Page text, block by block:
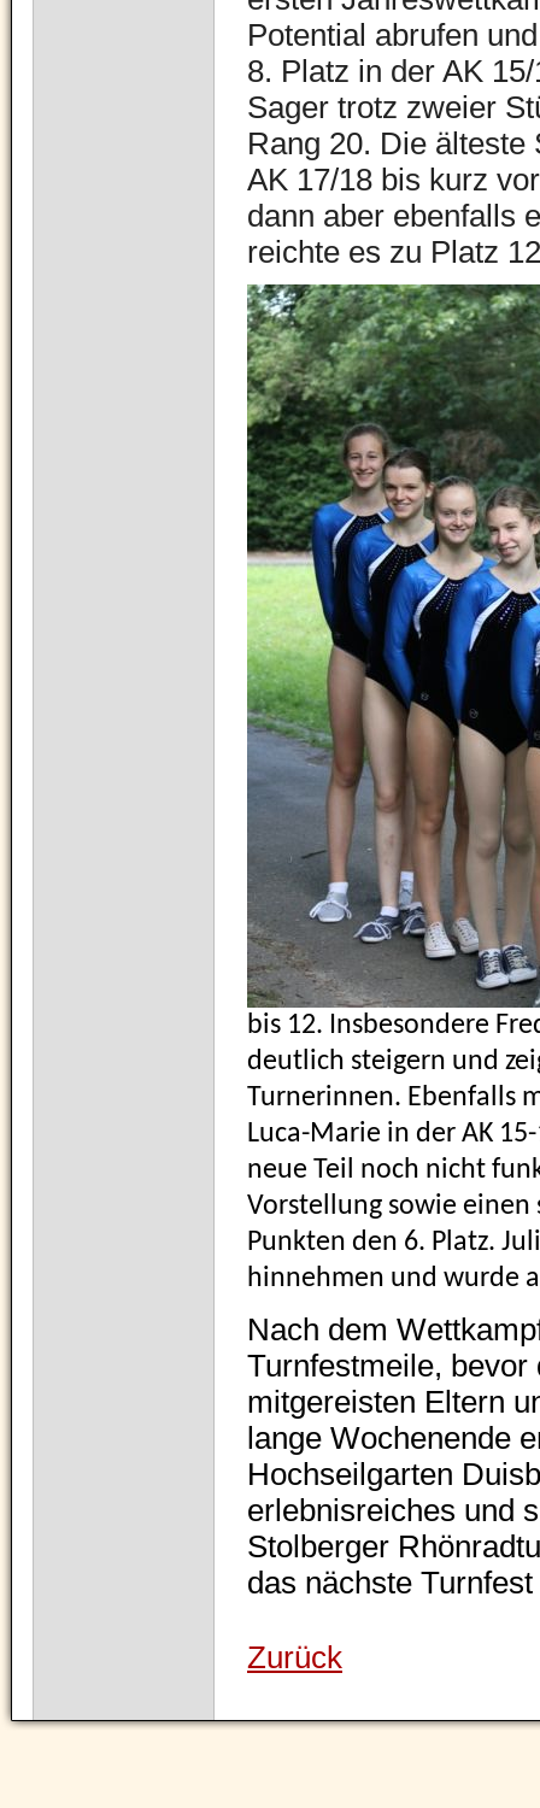
Potential abrufen
8. Platz in der AK
Sager trotz zweier
Rang 20. Die
AK 17/18 bis kurz
dann aber ebenfalls
reichte es zu Platz
bis 12. Insbesondere
deutlich steigern und
Turnerinnen. Ebenfalls
Luca-Marie in der AK
neue Teil noch nicht
Vorstellung sowie einen
Punkten den 6. Platz.
hinnehmen und wurde
Nach dem
Turnfestmeile,
mitgereisten Eltern
lange Wochenende
Hochseilgarten
erlebnisreiches und
Stolberger
das nächste
Zurück
Navigation